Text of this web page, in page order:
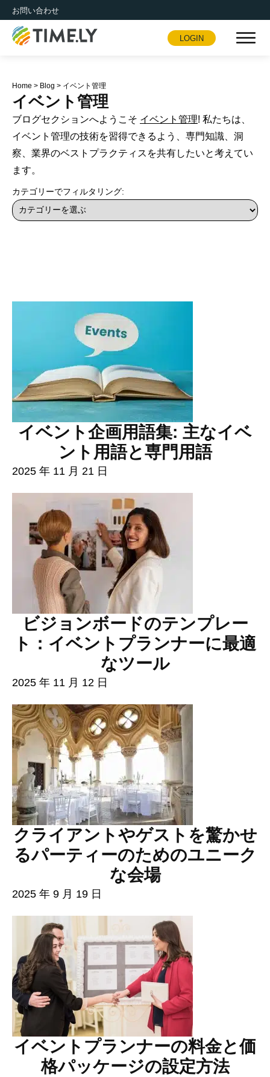
お問い合わせ
Timely
LOGIN
Home > Blog > イベント管理
イベント管理
ブログセクションへようこそ イベント管理! 私たちは、
イベント管理の技術を習得できるよう、専門知識、洞
察、業界のベストプラクティスを共有したいと考えてい
ます。
カテゴリーでフィルタリング:
イベント企画用語集: 主なイベ
ント用語と専門用語
2025 年 11 月 21 日
ビジョンボードのテンプレー
ト：イベントプランナーに最適
なツール
2025 年 11 月 12 日
クライアントやゲストを驚かせ
るパーティーのためのユニーク
な会場
2025 年 9 月 19 日
イベントプランナーの料金と価
格パッケージの設定方法